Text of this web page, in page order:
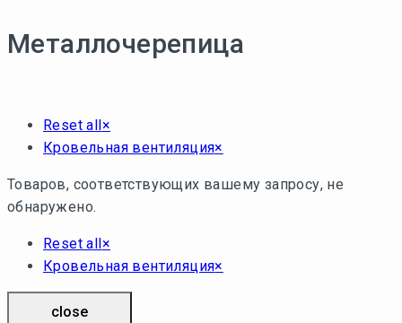
Металлочерепица
Reset all ×
Кровельная вентиляция×
Товаров, соответствующих вашему запросу, не
обнаружено.
Reset all ×
Кровельная вентиляция×
close